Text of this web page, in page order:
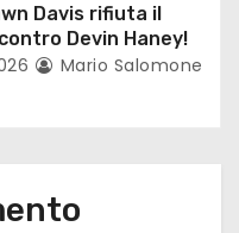
Davis rifiuta il
Devin Haney!
Mario Salomone